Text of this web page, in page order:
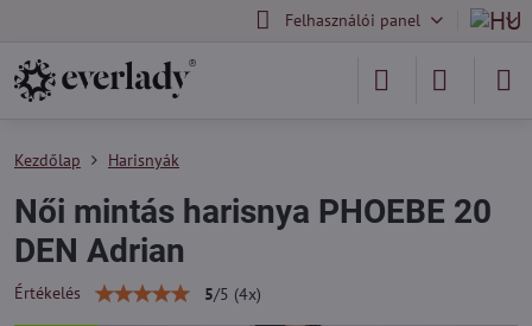
Felhasználói panel
Kezdőlap Harisnyák
Női mintás harisnya PHOEBE 20
DEN Adrian
Értékelés 5/5 (4x)